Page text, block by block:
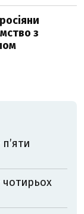
з
чотирьох